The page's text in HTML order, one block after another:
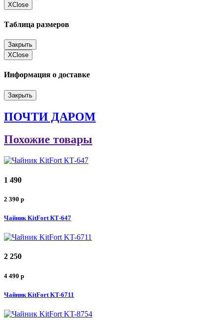
XClose
Таблица размеров
Закрыть
XClose
Информация о доставке
Закрыть
ПОЧТИ ДАРОМ
Похожие товары
1 490
2 390 p
Чайник KitFort КТ-647
2 250
4 490 p
Чайник KitFort KT-6711